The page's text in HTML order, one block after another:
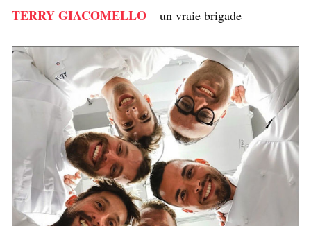
TERRY GIACOMELLO – un vraie brigade